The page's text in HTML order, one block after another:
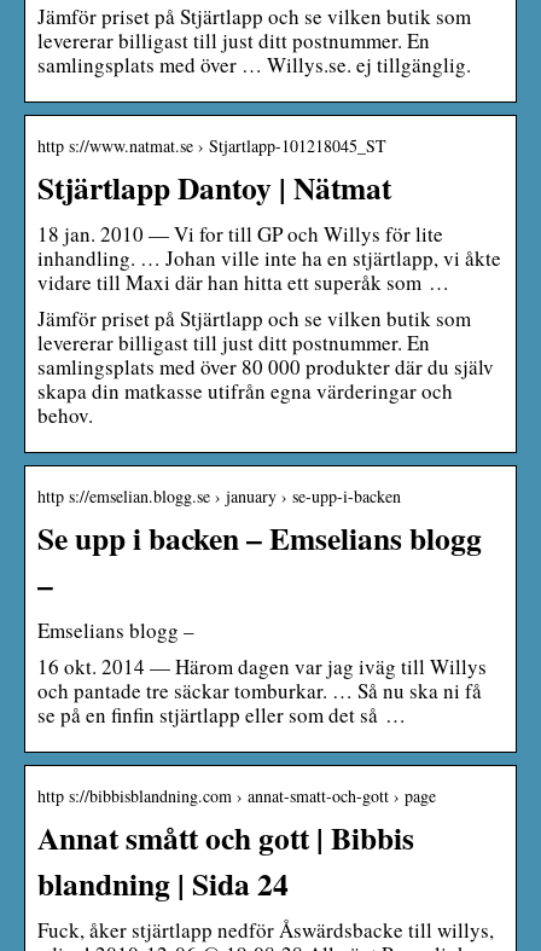
Jämför priset på Stjärtlapp och se vilken butik som
levererar billigast till just ditt postnummer. En
samlingsplats med över … Willys.se. ej tillgänglig.
http s://www.natmat.se › Stjartlapp-101218045_ST
Stjärtlapp Dantoy | Nätmat
18 jan. 2010 — Vi for till GP och Willys för lite
inhandling. … Johan ville inte ha en stjärtlapp, vi åkte
vidare till Maxi där han hitta ett superåk som …
Jämför priset på Stjärtlapp och se vilken butik som
levererar billigast till just ditt postnummer. En
samlingsplats med över 80 000 produkter där du själv
skapa din matkasse utifrån egna värderingar och
behov.
http s://emselian.blogg.se › january › se-upp-i-backen
Se upp i backen – Emselians blogg
–
Emselians blogg –
16 okt. 2014 — Härom dagen var jag iväg till Willys
och pantade tre säckar tomburkar. … Så nu ska ni få
se på en finfin stjärtlapp eller som det så …
http s://bibbisblandning.com › annat-smatt-och-gott › page
Annat smått och gott | Bibbis
blandning | Sida 24
Fuck, åker stjärtlapp nedför Åswärdsbacke till willys,